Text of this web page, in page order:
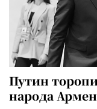
Путин
народа